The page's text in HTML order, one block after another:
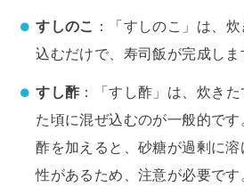
すしのこ
：「すしのこ」は、
込むだけで、寿司飯が完成しま
すし酢：「すし酢」は、炊き
た頃に混ぜ込むのが一般的で
酢を加えると、砂糖が過剰に
性があるため、注意が必要です